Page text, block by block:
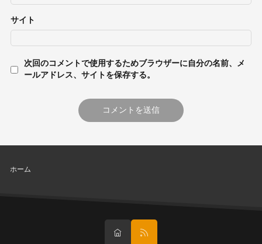
サイト
次回のコメントで使用するためブラウザーに自分の名前、メ
ールアドレス、サイトを保存する。
ホーム